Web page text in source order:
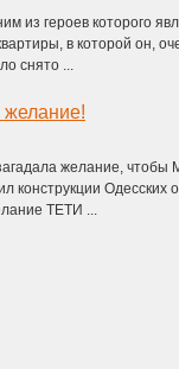
из героев которого
в которой он,
снято ...
желание!
желание, чтобы
конструкции Одесских
ТЕТИ ...